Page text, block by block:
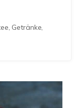
Getränke,